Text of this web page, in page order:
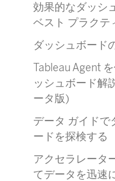
効果的なダッシ
ベスト プラクテ
ダッシュボード
Tableau Agent
ッシュボード解
ータ版)
データ ガイドで
ードを探検する
アクセラレータ
てデータを迅速